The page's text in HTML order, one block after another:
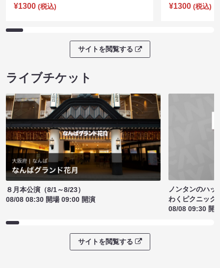
¥1300 (税込)
¥1300 (税込)
サイトを閲覧する
ライブチケット
８月本公演（8/1～8/23）
08/08 08:30 開場 09:00 開演
ノンタンのハッ
わくピクニック
08/08 09:30 開
サイトを閲覧する